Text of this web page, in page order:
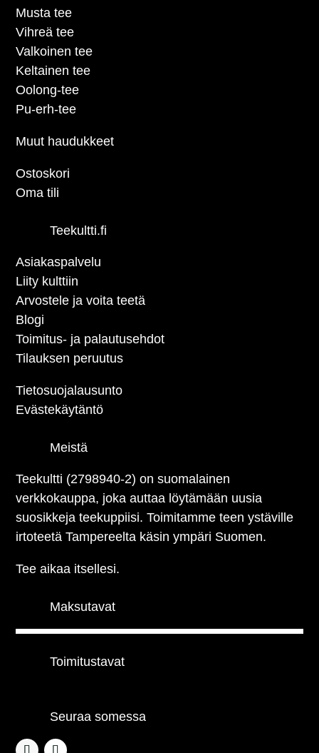
Musta tee
Vihreä tee
Valkoinen tee
Keltainen tee
Oolong-tee
Pu-erh-tee
Muut haudukkeet
Ostoskori
Oma tili
Teekultti.fi
Asiakaspalvelu
Liity kulttiin
Arvostele ja voita teetä
Blogi
Toimitus- ja palautusehdot
Tilauksen peruutus
Tietosuojalausunto
Evästekäytäntö
Meistä
Teekultti (2798940-2) on suomalainen
verkkokauppa, joka auttaa löytämään uusia
suosikkeja teekuppiisi. Toimitamme teen ystäville
irtoteetä Tampereelta käsin ympäri Suomen.
Tee aikaa itsellesi.
Maksutavat
Toimitustavat
Seuraa somessa